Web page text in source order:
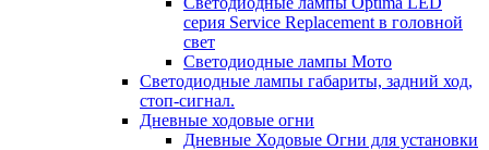
серия Service Replacement в головной
свет
Светодиодные лампы Мото
Светодиодные лампы габариты, задний ход,
стоп-сигнал.
Дневные ходовые огни
Дневные Ходовые Огни для установки